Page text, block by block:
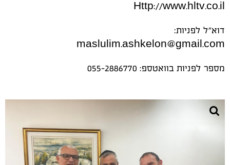
Http://www.hltv.co.il
דוא"ל לפניות:
maslulim.ashkelon@gmail.com
מספר לפניות בוואטספ: 055-2886770